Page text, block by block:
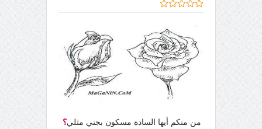
من منكم أيها السادة مسكون بجني مثلي؟